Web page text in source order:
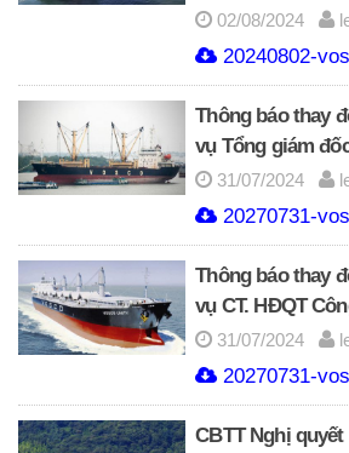
02/08/2024
20240802-
Thông báo thay
vụ Tổng giám
31/07/2024
20270731-
Thông báo thay
vụ CT. HĐQT
31/07/2024
20270731-
CBTT Nghị